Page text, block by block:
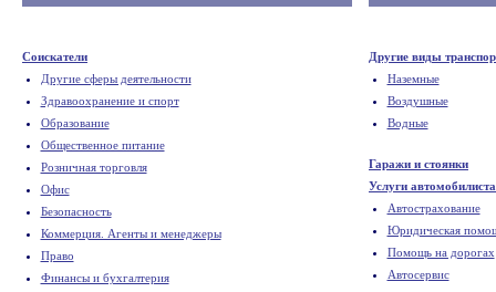
Соискатели
Другие сферы деятельности
Здравоохранение и спорт
Образование
Общественное питание
Розничная торговля
Офис
Безопасность
Коммерция. Агенты и менеджеры
Право
Финансы и бухгалтерия
Другие виды
Наземные
Воздушные
Водные
Гаражи и стоянки
Услуги
Автострахование
Юридическая
Помощь на дорогах
Автосервис